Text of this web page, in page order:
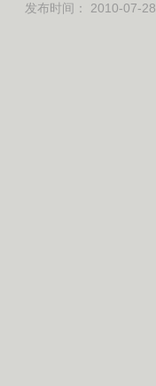
发布时间： 2010-07-